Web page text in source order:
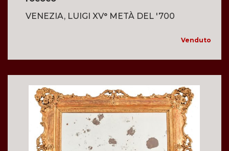
VENEZIA, LUIGI XV° METÀ DEL '700
Venduto